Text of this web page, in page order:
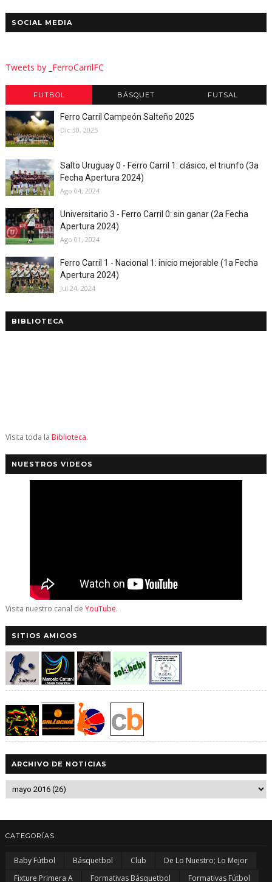
SOCIAL MEDIA
Tweets by _FerroCarrilFC
FUTBOL BÁSQUET FUTSAL
Ferro Carril Campeón Salteño 2025
Dic 30, 2025
Salto Uruguay 0 - Ferro Carril 1: clásico, el triunfo (3a
Fecha Apertura 2024)
Ago 04, 2024
Universitario 3 - Ferro Carril 0: sin ganar (2a Fecha
Apertura 2024)
Ago 01, 2024
Ferro Carril 1 - Nacional 1: inicio mejorable (1a Fecha
Apertura 2024)
Jul 24, 2024
BIBLIOTECA
Visita toda la Biblioteca.
NUESTROS VIDEOS
Visita nuestro canal de YouTube.
SITIOS AMIGOS
ARCHIVO DE NOTICIAS
CATEGORÍAS
Baby Fútbol Básquetbol Club
De Lo Nuestro; Lo Mejor
Fixture Primera A
Formativas Básquetbol
Formativas Fútbol